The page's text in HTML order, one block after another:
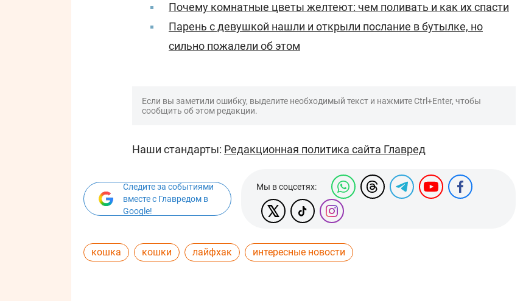
Почему комнатные цветы желтеют: чем поливать и как их спасти
Парень с девушкой нашли и открыли послание в бутылке, но
сильно пожалели об этом
Если вы заметили ошибку, выделите необходимый текст и нажмите Ctrl+Enter, чтобы
сообщить об этом редакции.
Наши стандарты: Редакционная политика сайта Главред
Следите за событиями
вместе с Главредом в
Google!
Мы в соцсетях:
кошка кошки лайфхак интересные новости